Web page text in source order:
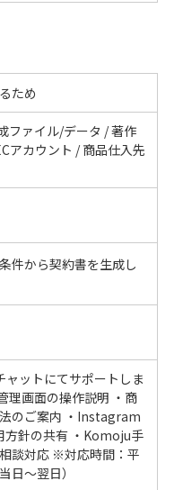
ため
ファイル/データ / 著作
アカウント / 商品仕入先
件から契約書を生成し
ャットにてサポートしま
理画面の操作説明 ・商
のご案内 ・Instagram
針の共有 ・Komoju手
談対応 ※対応時間：平
日〜翌日）